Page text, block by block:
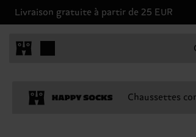
Livraison gratuite à partir de 25 EUR
Chaussettes